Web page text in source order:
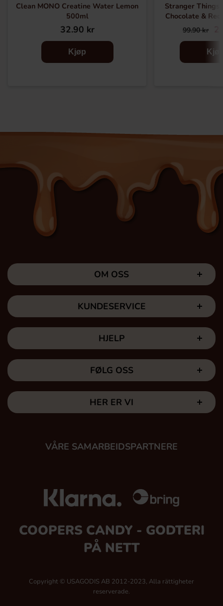
Clean MONO Creatine Water Lemon
500ml
32.90 kr
Kjøp
Stranger Things
Chocolate &
99.90 kr
OM OSS
KUNDESERVICE
HJELP
FØLG OSS
HER ER VI
VÅRE SAMARBEIDSPARTNERE
COOPERS CANDY - GODTERI
PÅ NETT
Copyright © USAGODIS AB 2012-2023, Alla rättigheter
reserverade.